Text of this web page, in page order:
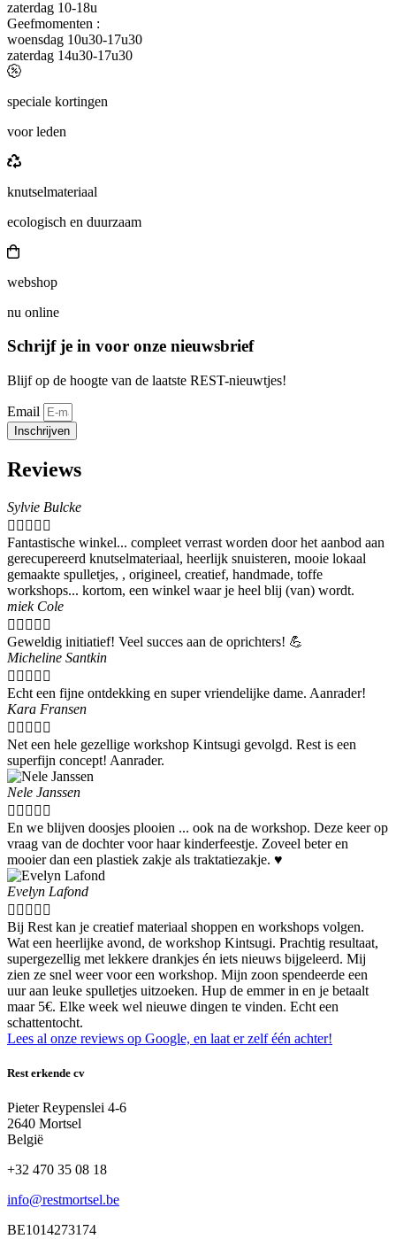
zaterdag 10-18u
Geefmomenten :
woensdag 10u30-17u30
zaterdag 14u30-17u30
speciale kortingen
voor leden
knutselmateriaal
ecologisch en duurzaam
webshop
nu online
Schrijf je in voor onze nieuwsbrief
Blijf op de hoogte van de laatste REST-nieuwtjes!
Email
Inschrijven
Reviews
Sylvie Bulcke
    
Fantastische winkel... compleet verrast worden door het aanbod aan
gerecupereerd knutselmateriaal, heerlijk snuisteren, mooie lokaal
gemaakte spulletjes, , origineel, creatief, handmade, toffe
workshops... kortom, een winkel waar je heel blij (van) wordt.
miek Cole
    
Geweldig initiatief! Veel succes aan de oprichters! 💪
Micheline Santkin
    
Echt een fijne ontdekking en super vriendelijke dame. Aanrader!
Kara Fransen
    
Net een hele gezellige workshop Kintsugi gevolgd. Rest is een
superfijn concept! Aanrader.
Nele Janssen
    
En we blijven doosjes plooien ... ook na de workshop. Deze keer op
vraag van de dochter voor haar kinderfeestje. Zoveel beter en
mooier dan een plastiek zakje als traktatiezakje. ♥️
Evelyn Lafond
    
Bij Rest kan je creatief materiaal shoppen en workshops volgen.
Wat een heerlijke avond, de workshop Kintsugi. Prachtig resultaat,
supergezellig met lekkere drankjes én iets nieuws bijgeleerd. Mij
zien ze snel weer voor een workshop. Mijn zoon spendeerde een
uur aan leuke spulletjes uitzoeken. Hup de emmer in en je betaalt
maar 5€. Elke week wel nieuwe dingen te vinden. Echt een
schattentocht.
Lees al onze reviews op Google, en laat er zelf één achter!
Rest erkende cv
Pieter Reypenslei 4-6
2640 Mortsel
België
+32 470 35 08 18
info@restmortsel.be
BE1014273174